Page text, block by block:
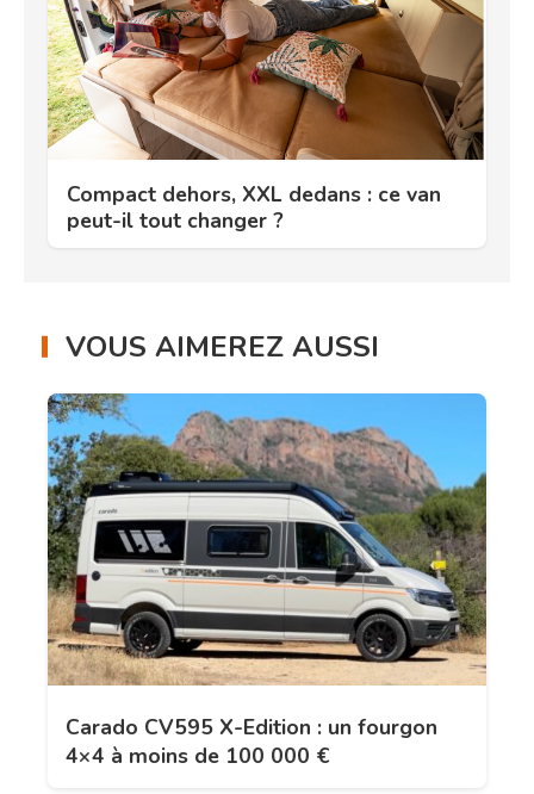
Compact dehors, XXL dedans : ce van
peut-il tout changer ?
VOUS AIMEREZ AUSSI
Carado CV595 X-Edition : un fourgon
4×4 à moins de 100 000 €